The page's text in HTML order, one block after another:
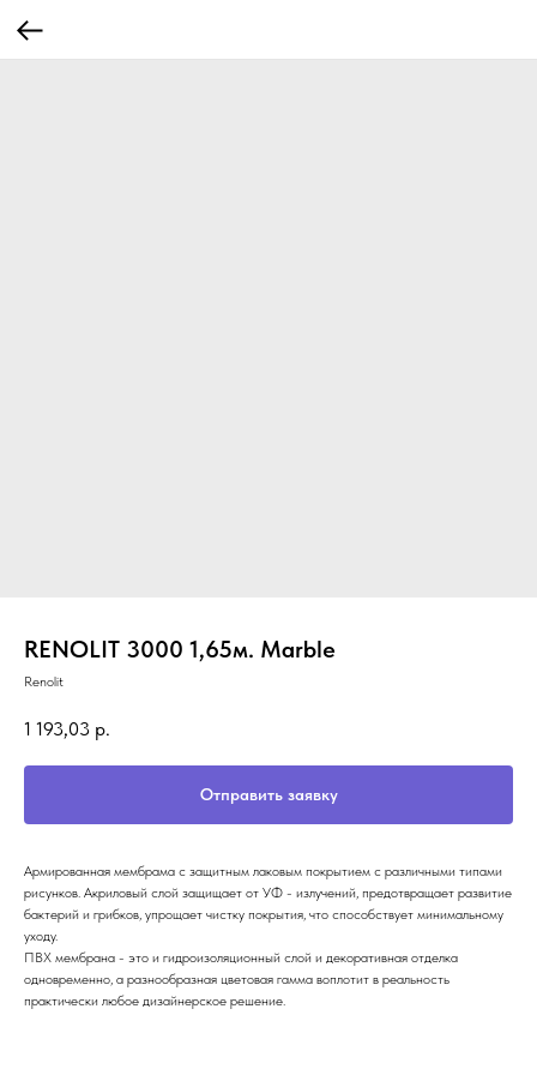
RENOLIT 3000 1,65м. Marble
Renolit
1 193,03 р.
Отправить заявку
Армированная мембрама с защитным лаковым покрытием с различными типами
рисунков. Акриловый слой защищает от УФ - излучений, предотвращает развитие
бактерий и грибков, упрощает чистку покрытия, что способствует минимальному
уходу.
ПВХ мембрана - это и гидроизоляционный слой и декоративная отделка
одновременно, а разнообразная цветовая гамма воплотит в реальность
практически любое дизайнерское решение.